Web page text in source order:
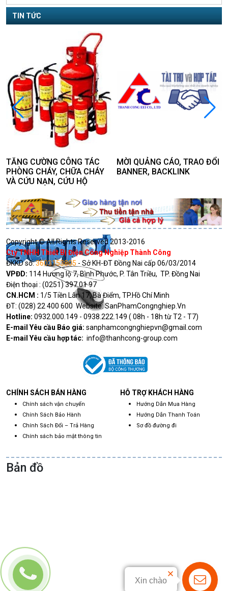
TIN TỨC
TĂNG CƯỜNG CÔNG TÁC
PHÒNG CHÁY, CHỮA CHÁY
VÀ CỨU NẠN, CỨU HỘ
MỜI QUẢNG CÁO, TRAO ĐỔI
BANNER, BACKLINK
Copyright © All Rights Reserved 2013-2016
Cty TNHH Thiết Bị Điện Công Nghiệp Thành Công
ĐKKD số:3603153805 - Sở KH-ĐT Đồng Nai cấp 06/03/2014
VPĐD: 114 Hương lộ 7, Bình Phước, P. Tân Triều, TP. Đồng Nai
Điện thoại : (0251) 397 01 97
CN.HCM : 1/5 Tiền Lân 17, Bà Điểm, TP.Hồ Chí Minh
ĐT: (028) 22 400 600 Website: SanPhamCongnghiep.Vn
Hotline: 0932.000.149 - 0938.222.149 ( 08h - 18h từ T2 - T7)
E-mail Yêu cầu Báo giá: sanphamcongnghiepvn@gmail.com
E-mail Yêu cầu hợp tác: info@thanhcong-group.com
CHÍNH SÁCH BÁN HÀNG
Chính sách vận chuyển
Chính Sách Bảo Hành
Chính Sách Đổi – Trả Hàng
Chính sách bảo mật thông tin
HỖ TRỢ KHÁCH HÀNG
Hướng Dẫn Mua Hàng
Hướng Dẫn Thanh Toán
Sơ đồ đường đi
Bản đồ
Xin chào